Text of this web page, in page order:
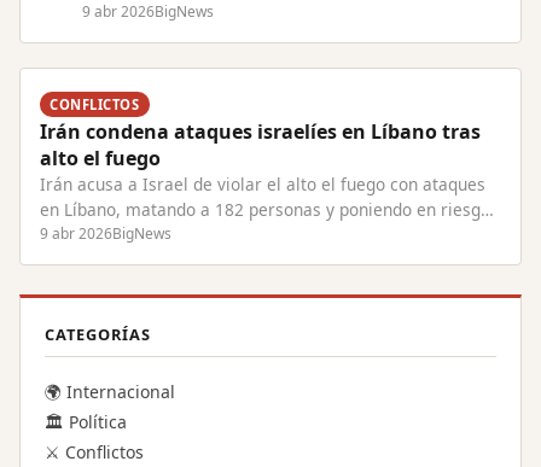
sobre la continuidad de EE.UU. en la alianza.
9 abr 2026BigNews
CONFLICTOS
Irán condena ataques israelíes en Líbano tras
alto el fuego
Irán acusa a Israel de violar el alto el fuego con ataques
en Líbano, matando a 182 personas y poniendo en riesgo
las negociaciones de paz.
9 abr 2026BigNews
CATEGORÍAS
🌍 Internacional
🏛️ Política
⚔️ Conflictos